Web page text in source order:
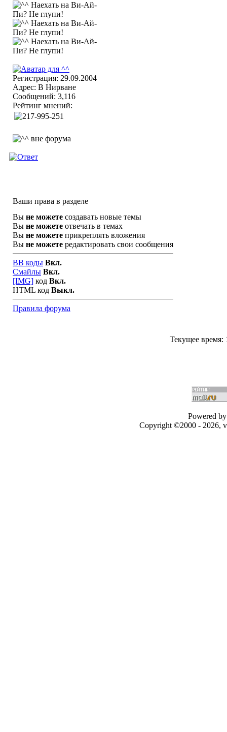
Регистрация: 29.09.2004
Адрес: В Нирване
Сообщений: 3,116
Рейтинг мнений:
Ваши права в разделе
Вы не можете создавать новые темы
Вы не можете отвечать в темах
Вы не можете прикреплять вложения
Вы не можете редактировать свои сообщения
BB коды Вкл.
Смайлы Вкл.
[IMG] код Вкл.
HTML код Выкл.
Правила форума
Текущее время:
Powered
Copyright ©2000 - 2026,